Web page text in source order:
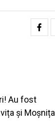
Au fost
și Moșnița